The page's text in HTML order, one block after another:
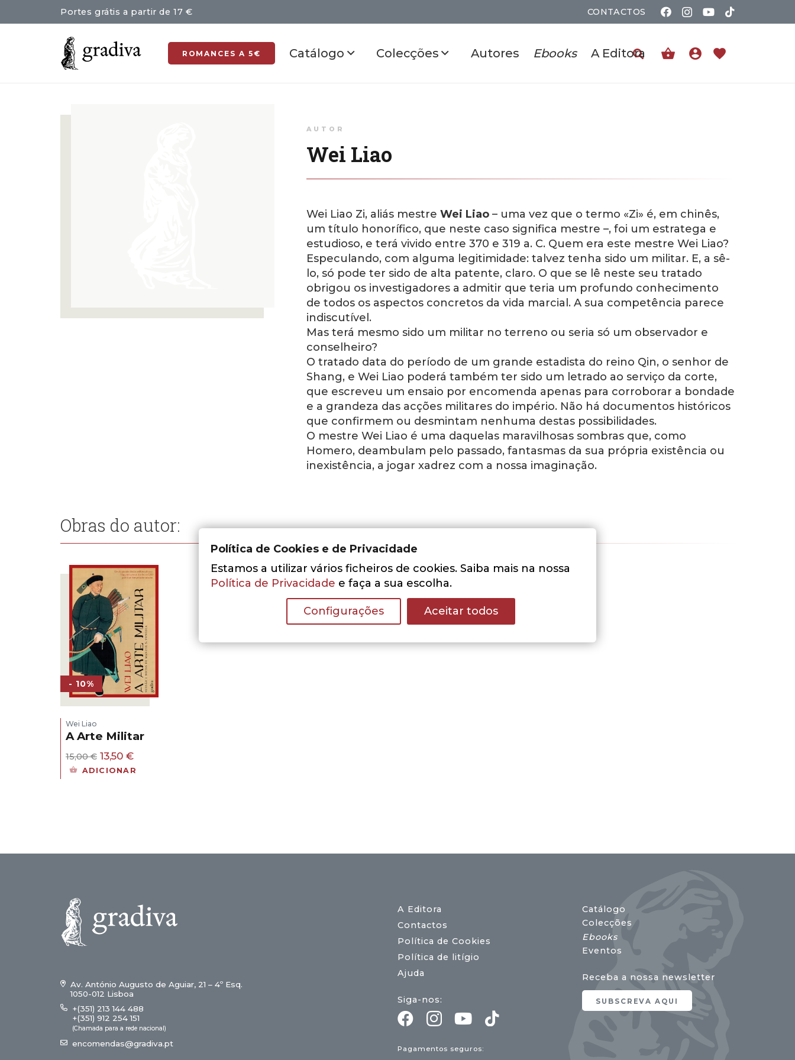
Portes grátis a partir de 17 € CONTACTOS
ROMANCES A 5€ Catálogo Colecções Autores Ebooks A Editora shopping_basket account_circle favorite
AUTOR
Wei Liao
Wei Liao Zi, aliás mestre Wei Liao – uma vez que o termo «Zi» é, em chinês,
um título honorífico, que neste caso significa mestre –, foi um estratega e
estudioso, e terá vivido entre 370 e 319 a. C. Quem era este mestre Wei Liao?
Especulando, com alguma legitimidade: talvez tenha sido um militar. E, a sê-
lo, só pode ter sido de alta patente, claro. O que se lê neste seu tratado
obrigou os investigadores a admitir que teria um profundo conhecimento
de todos os aspectos concretos da vida marcial. A sua competência parece
indiscutível.
Mas terá mesmo sido um militar no terreno ou seria só um observador e
conselheiro?
O tratado data do período de um grande estadista do reino Qin, o senhor de
Shang, e Wei Liao poderá também ter sido um letrado ao serviço da corte,
que escreveu um ensaio por encomenda apenas para corroborar a bondade
e a grandeza das acções militares do império. Não há documentos históricos
que confirmem ou desmintam nenhuma destas possibilidades.
O mestre Wei Liao é uma daquelas maravilhosas sombras que, como
Homero, deambulam pelo passado, fantasmas da sua própria existência ou
inexistência, a jogar xadrez com a nossa imaginação.
Obras do autor:
- 10%
Wei Liao
A Arte Militar
15,00€ O
preço
13,50 €O
preço
ADICIONAR
Av. António Augusto de Aguiar, 21 – 4º Esq.
1050-012 Lisboa
+(351) 213 144 488
+(351) 912 254 151
(Chamada para a rede nacional)
encomendas@gradiva.pt
A Editora
Contactos
Política de Cookies
Política de litígio
Ajuda
Siga-nos:
Pagamentos seguros:
Catálogo
Colecções
Ebooks
Eventos
Receba a nossa newsletter
SUBSCREVA AQUI
Política de Cookies e de Privacidade
Estamos a utilizar vários ficheiros de cookies. Saiba mais na nossa
Política de Privacidade e faça a sua escolha.
Configurações Aceitar todos